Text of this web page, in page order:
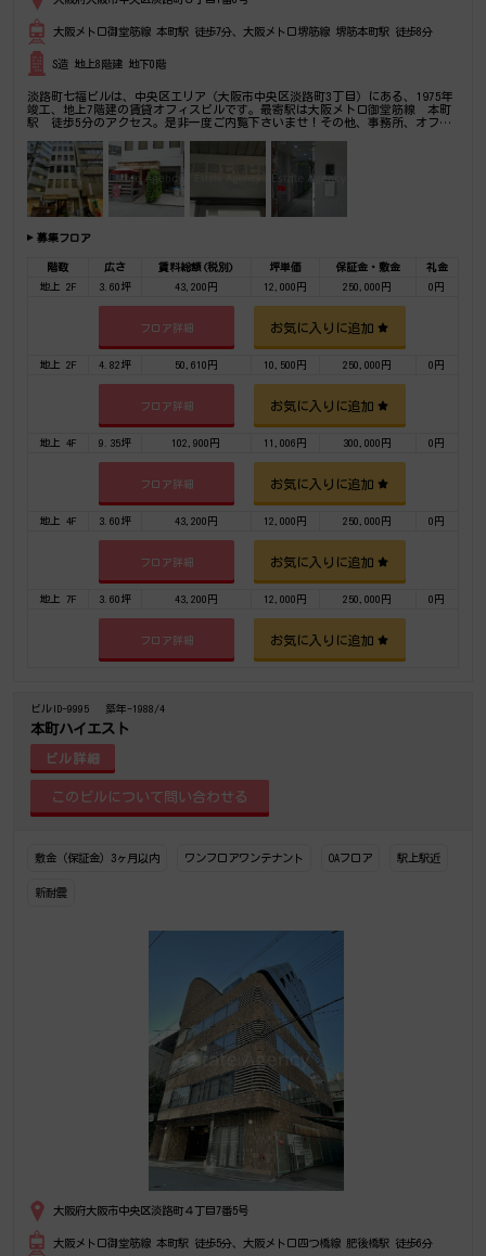
大阪メトロ御堂筋線 本町駅 徒歩7分、大阪メトロ堺筋線 堺筋本町駅 徒歩8分
S造 地上8階建 地下0階
淡路町七福ビルは、中央区エリア（大阪市中央区淡路町3丁目）にある、1975年
竣工、地上7階建の賃貸オフィスビルです。最寄駅は大阪メトロ御堂筋線 本町
駅 徒歩5分のアクセス。是非一度ご内覧下さいませ！その他、事務所、オフィ
募集フロア
階数 広さ 賃料総額(税別) 坪単価 保証金・敷金
礼金
地上 2F
3.60坪 43,200円 12,000円 250,000円 0円
フロア詳細 お気に入りに追加
地上 2F 4.82坪 50,610円 10,500円 250,000円 0円
フロア詳細 お気に入りに追加
地上 4F 9.35坪 102,900円 11,006円 300,000円 0円
フロア詳細 お気に入りに追加
地上 4F 3.60坪 43,200円 12,000円 250,000円 0円
フロア詳細 お気に入りに追加
地上 7F 3.60坪 43,200円 12,000円 250,000円 0円
フロア詳細 お気に入りに追加
ビルID-9995 築年-1988/4
本町ハイエスト
ビル詳細
敷金（保証金）3ヶ月以内 ワンフロアワンテナント OAフロア 駅上駅近
新耐震
大阪府大阪市中央区淡路町４丁目7番5号
大阪メトロ御堂筋線 本町駅 徒歩5分、大阪メトロ四つ橋線 肥後橋駅 徒歩6分